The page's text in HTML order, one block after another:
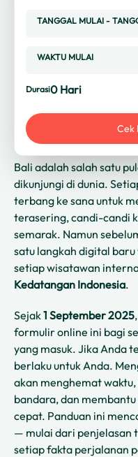
TANGGAL MULAI -
WAKTU MULAI
Durasi0 Hari
Cek
Bali adalah salah satu
dikunjungi di dunia.
terbang ke sana untuk
terasering, candi-candi
semarak. Namun
satu langkah digital
setiap wisatawan
Kedatangan Indonesia.
Sejak1 September 2025
formulir online ini bagi
yang masuk. Jika Anda
berlaku untuk Anda.
akan menghemat
bandara, dan
cepat. Panduan ini
— mulai dari penjelasan
setiap fakta perjalanan